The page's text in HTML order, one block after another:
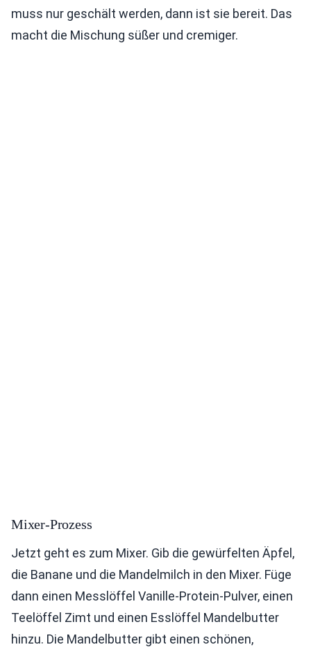
muss nur geschält werden, dann ist sie bereit. Das
macht die Mischung süßer und cremiger.
Mixer-Prozess
Jetzt geht es zum Mixer. Gib die gewürfelten Äpfel,
die Banane und die Mandelmilch in den Mixer. Füge
dann einen Messlöffel Vanille-Protein-Pulver, einen
Teelöffel Zimt und einen Esslöffel Mandelbutter
hinzu. Die Mandelbutter gibt einen schönen,